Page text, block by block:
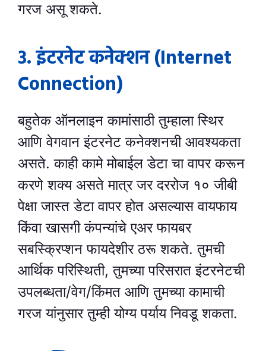
गरज असू शकते.
३. इंटरनेट कनेक्शन (Internet
Connection)
बहुतेक ऑनलाइन कामांसाठी तुम्हाला स्थिर
आणि वेगवान इंटरनेट कनेक्शनची आवश्यकता
असते. काही कामे मोबाईल डेटा चा वापर करून
करणे शक्य असते मात्र जर दररोज १० जीबी
पेक्षा जास्त डेटा वापर होत असल्यास वायफाय
किंवा खासगी कंपन्यांचे एअर फायबर
सबस्क्रिप्शन फायदेशीर ठरू शकते. तुमची
आर्थिक परिस्थिती, तुमच्या परिसरात इंटरनेटची
उपलब्धता/वेग/किंमत आणि तुमच्या कामाची
गरज यांनुसार तुम्ही योग्य पर्याय निवडू शकता.